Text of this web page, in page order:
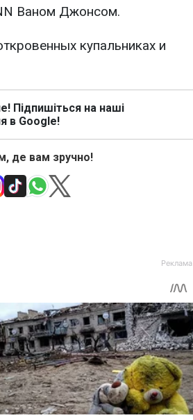
Ваном Джонсом.
купальниках и
Підпишіться на наші
в Google!
де вам зручно!